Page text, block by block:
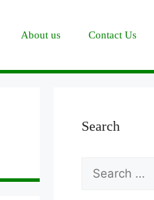
About us Contact Us
Search
Search
for: